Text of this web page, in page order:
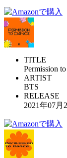
TITLE
Permission
ARTIST
BTS
RELEASE
2021年07月